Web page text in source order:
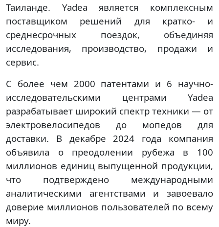
Таиланде. Yadea является комплексным
поставщиком решений для кратко- и
среднесрочных поездок, объединяя
исследования, производство, продажи и
сервис.
С более чем 2000 патентами и 6 научно-
исследовательскими центрами Yadea
разрабатывает широкий спектр техники — от
электровелосипедов до мопедов для
доставки. В декабре 2024 года компания
объявила о преодолении рубежа в 100
миллионов единиц выпущенной продукции,
что подтверждено международными
аналитическими агентствами и завоевало
доверие миллионов пользователей по всему
миру.